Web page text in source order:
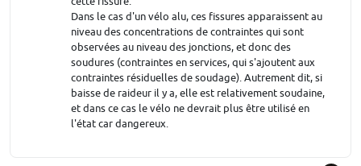
Dans le cas d'un vélo alu, ces fissures apparaissent au
niveau des concentrations de contraintes qui sont
observées au niveau des jonctions, et donc des
soudures (contraintes en services, qui s'ajoutent aux
contraintes résiduelles de soudage). Autrement dit, si
baisse de raideur il y a, elle est relativement soudaine,
et dans ce cas le vélo ne devrait plus être utilisé en
l'état car dangereux.